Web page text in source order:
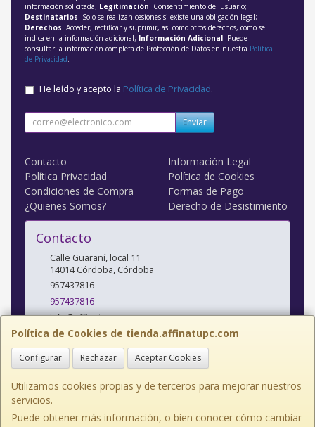
Política de Cookies de tienda.affinatupc.com
Configurar Rechazar Aceptar Cookies
Utilizamos cookies propias y de terceros para mejorar nuestros
servicios.
Puede obtener más información, o bien conocer cómo cambiar
información solicitada; Legitimación: Consentimiento del usuario;
Destinatarios: Solo se realizan cesiones si existe una obligación legal;
Derechos: Acceder, rectificar y suprimir, así como otros derechos, como se
indica en la información adicional; Información Adicional: Puede
consultar la información completa de Protección de Datos en nuestra Política
de Privacidad
He leído y acepto la Política de Privacidad.
Enviar
Contacto
Información Legal
Política Privacidad
Política de Cookies
Condiciones de Compra
Formas de Pago
¿Quienes Somos?
Derecho de Desistimiento
Contacto
Calle Guaraní, local 11
14014 Córdoba, Córdoba
957437816
957437816
info@affinatupc.com
Horario
10:00 a 13:30 y 17:00 a 20:30h Lunes a Viernes